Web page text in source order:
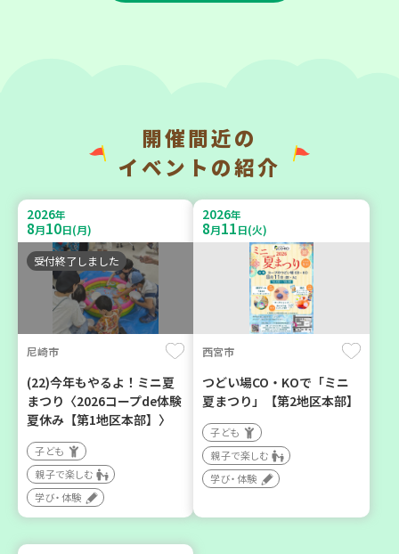
デニングで暮らしに癒しを
～ ＜デモ講座＞
大人向け
学び・体験
トック ～いつもの食材で備
えよう～
大人向け
平和・防災
2026年
8月1日(土)
明石市
2026年８月度 「子育てひ
ら高砂エリア～ 【第6地
2026年
10月31
神戸市西区
開催間近の
イベントの紹介
2026年
8月10日(月)
受付終了しました
尼崎市
(22)今年もやるよ！ミニ夏
まつり〈2026コープde体験
夏休み【第1地区本部】〉
子ども
親子で楽しむ
学び・体験
2026年
8月11日(火)
西宮市
つどい場CO・KOで「ミニ
夏まつり」【第2地区本部】
子ども
親子で楽しむ
学び・体験